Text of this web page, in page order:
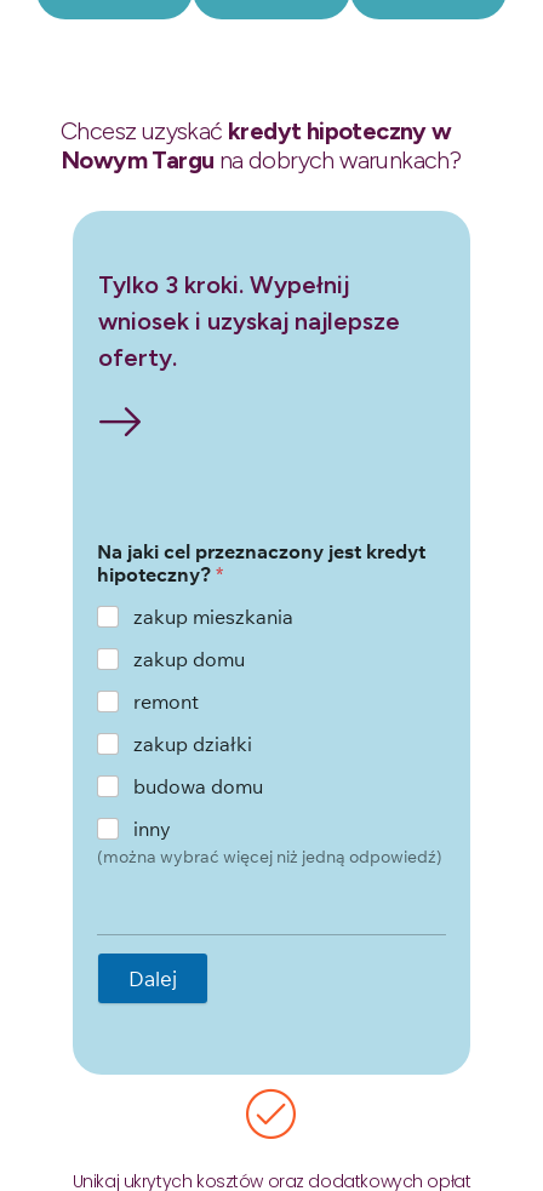
Chcesz uzyskać kredyt hipoteczny w
Nowym Targu na dobrych warunkach?
Tylko 3 kroki. Wypełnij
wniosek i uzyskaj najlepsze
oferty.
Na jaki cel przeznaczony jest kredyt
hipoteczny? *
zakup mieszkania
zakup domu
remont
zakup działki
budowa domu
inny
(można wybrać więcej niż jedną odpowiedź)
Dalej
Unikaj ukrytych kosztów oraz dodatkowych opłat